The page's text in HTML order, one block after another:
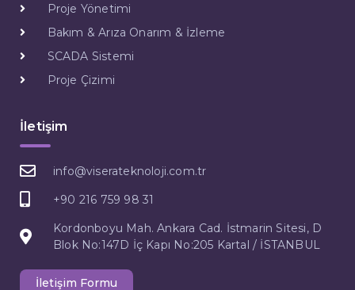
Proje Yönetimi
Bakım & Arıza Onarım & İzleme
SCADA Sistemi
Proje Çizimi
İletişim
info@viserateknoloji.com.tr
+90 216 759 98 31
Kordonboyu Mah. Ankara Cad. İstmarin Sitesi, D
Blok No:147D İç Kapı No:205 Kartal / İSTANBUL
İletişim Formu